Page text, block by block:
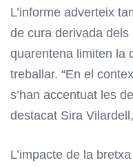
L’informe adverteix
de cura derivada
quarentena limiten la
treballar. “En el
s’han accentuat les
destacat Sira
L’impacte de la